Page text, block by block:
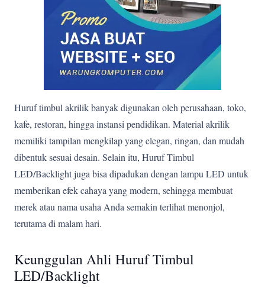
Huruf timbul akrilik banyak digunakan oleh perusahaan, toko,
kafe, restoran, hingga instansi pendidikan. Material akrilik
memiliki tampilan mengkilap yang elegan, ringan, dan mudah
dibentuk sesuai desain. Selain itu, Huruf Timbul
LED/Backlight juga bisa dipadukan dengan lampu LED untuk
memberikan efek cahaya yang modern, sehingga membuat
merek atau nama usaha Anda semakin terlihat menonjol,
terutama di malam hari.
Keunggulan Ahli Huruf Timbul
LED/Backlight